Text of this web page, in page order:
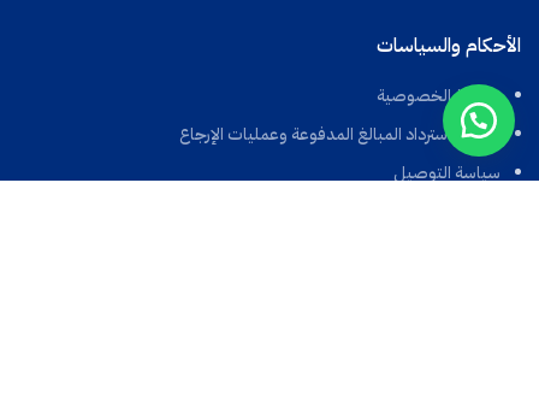
الأحكام والسياسات
سياسة الخصوصية
سياسة استرداد المبالغ المدفوعة وعمليات الإرجاع
سياسة التوصيل